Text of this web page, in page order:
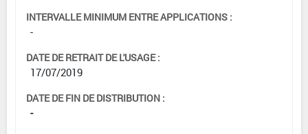
INTERVALLE MINIMUM ENTRE APPLICATIONS :
-
DATE DE RETRAIT DE L'USAGE :
17/07/2019
DATE DE FIN DE DISTRIBUTION :
-